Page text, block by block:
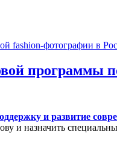
программы
и развитие
и назначить